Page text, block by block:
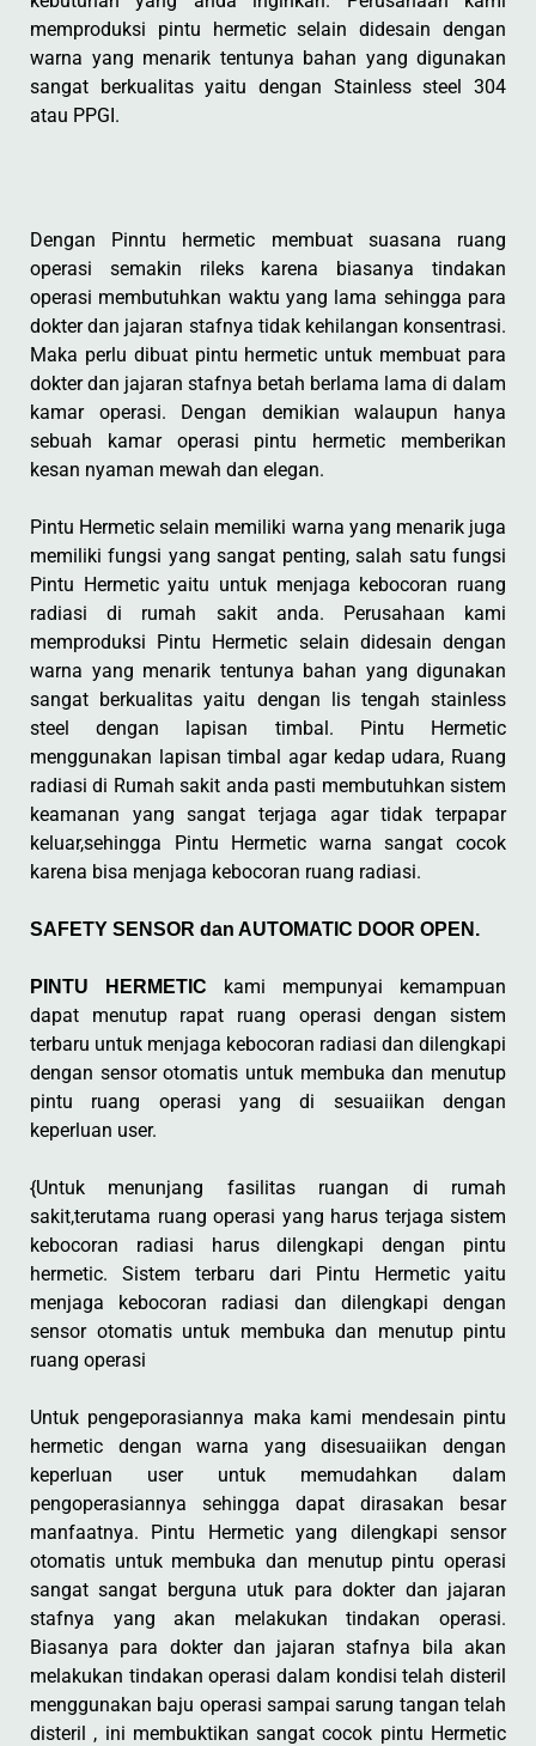
memproduksi pintu hermetic selain didesain dengan
warna yang menarik tentunya bahan yang digunakan
sangat berkualitas yaitu dengan Stainless steel 304
atau PPGI.
Dengan Pinntu hermetic membuat suasana ruang
operasi semakin rileks karena biasanya tindakan
operasi membutuhkan waktu yang lama sehingga para
dokter dan jajaran stafnya tidak kehilangan konsentrasi.
Maka perlu dibuat pintu hermetic untuk membuat para
dokter dan jajaran stafnya betah berlama lama di dalam
kamar operasi. Dengan demikian walaupun hanya
sebuah kamar operasi pintu hermetic memberikan
kesan nyaman mewah dan elegan.
Pintu Hermetic selain memiliki warna yang menarik juga
memiliki fungsi yang sangat penting, salah satu fungsi
Pintu Hermetic yaitu untuk menjaga kebocoran ruang
radiasi di rumah sakit anda. Perusahaan kami
memproduksi Pintu Hermetic selain didesain dengan
warna yang menarik tentunya bahan yang digunakan
sangat berkualitas yaitu dengan lis tengah stainless
steel dengan lapisan timbal. Pintu Hermetic
menggunakan lapisan timbal agar kedap udara, Ruang
radiasi di Rumah sakit anda pasti membutuhkan sistem
keamanan yang sangat terjaga agar tidak terpapar
keluar,sehingga Pintu Hermetic warna sangat cocok
karena bisa menjaga kebocoran ruang radiasi.
SAFETY SENSOR dan AUTOMATIC DOOR OPEN.
PINTU HERMETIC
kami mempunyai kemampuan
dapat menutup rapat ruang operasi dengan sistem
terbaru untuk menjaga kebocoran radiasi dan dilengkapi
dengan sensor otomatis untuk membuka dan menutup
pintu ruang operasi yang di sesuaiikan dengan
keperluan user.
{Untuk menunjang fasilitas ruangan di rumah
sakit,terutama ruang operasi yang harus terjaga sistem
kebocoran radiasi harus dilengkapi dengan pintu
hermetic. Sistem terbaru dari Pintu Hermetic yaitu
menjaga kebocoran radiasi dan dilengkapi dengan
sensor otomatis untuk membuka dan menutup pintu
ruang operasi
Untuk pengeporasiannya maka kami mendesain pintu
hermetic dengan warna yang disesuaiikan dengan
keperluan user untuk memudahkan dalam
pengoperasiannya sehingga dapat dirasakan besar
manfaatnya. Pintu Hermetic yang dilengkapi sensor
otomatis untuk membuka dan menutup pintu operasi
sangat sangat berguna utuk para dokter dan jajaran
stafnya yang akan melakukan tindakan operasi.
Biasanya para dokter dan jajaran stafnya bila akan
melakukan tindakan operasi dalam kondisi telah disteril
menggunakan baju operasi sampai sarung tangan telah
disteril , ini membuktikan sangat cocok pintu Hermetic